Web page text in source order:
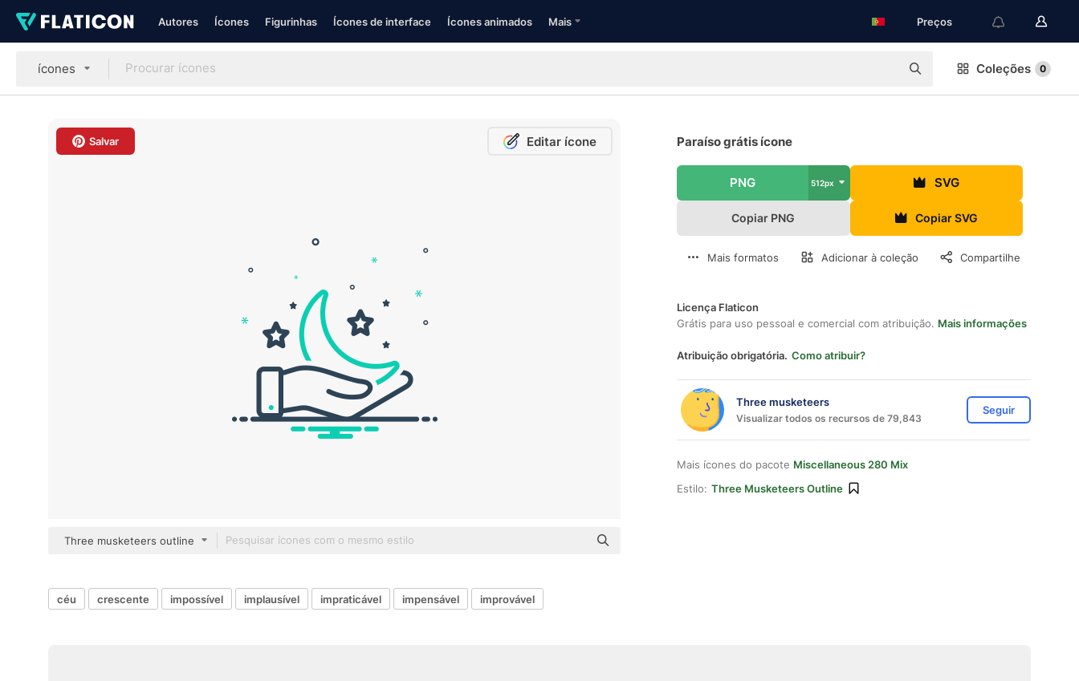
Autores Ícones Figurinhas Ícones de interface Ícones animados Mais Preços
ícones Coleções 0
Salvar Editar ícone
Three musketeers outline
Paraíso grátis ícone
PNG 512px SVG
Copiar PNG Copiar SVG
Mais formatos Adicionar à coleção Compartilhe
Licença Flaticon
Grátis para uso pessoal e comercial com atribuição. Mais informações
Atribuição obrigatória. Como atribuir?
Three musketeers
Visualizar todos os recursos de 79,843
Seguir
Mais ícones do pacote Miscellaneous 280 Mix
Estilo: Three Musketeers Outline
céu crescente impossível implausível impraticável impensável improvável